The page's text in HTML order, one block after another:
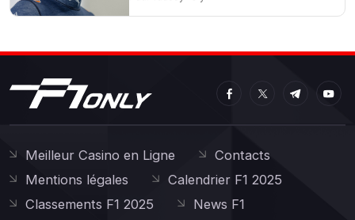
Meilleur Casino en Ligne
Contacts
Mentions légales
Calendrier F1 2025
Classements F1 2025
News F1